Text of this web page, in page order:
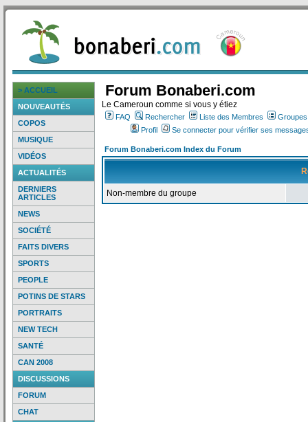
> ACCUEIL
NOUVEAUTÉS
COPOS
MUSIQUE
VIDÉOS
ACTUALITÉS
DERNIERS
ARTICLES
NEWS
SOCIÉTÉ
FAITS DIVERS
SPORTS
PEOPLE
POTINS DE STARS
PORTRAITS
NEW TECH
SANTÉ
CAN 2008
DISCUSSIONS
FORUM
CHAT
Forum Bonaberi.com
Le Cameroun comme si vous y étiez
FAQ Rechercher Liste des Membres
Profil
Se connecter pour vérifier ses
Forum Bonaberi.com Index du Forum
Non-membre du groupe